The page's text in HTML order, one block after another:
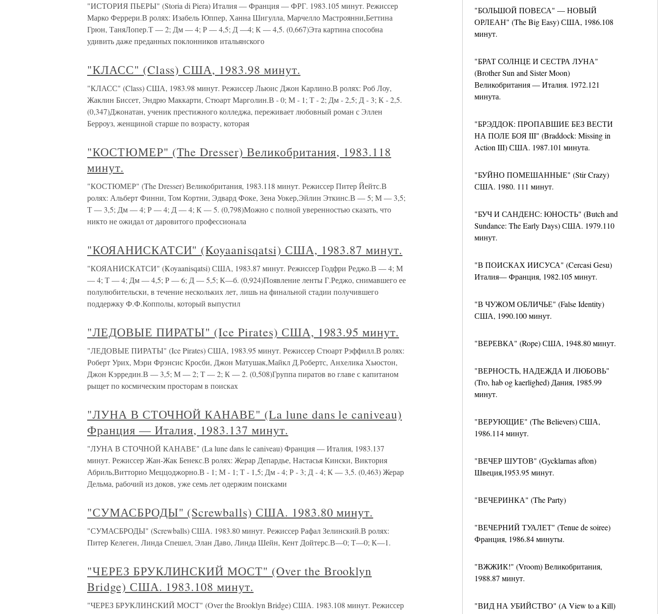
"БОЛЬШОЙ ПОВЕСА" — НОВЫЙ
ОРЛЕАН" (The Big Easy) США, 1986.108
минут.
"БРАТ СОЛНЦЕ И СЕСТРА ЛУНА"
(Brother Sun and Sister Moon)
Великобритания — Италия. 1972.121
минута.
"БРЭДДОК: ПРОПАВШИЕ БЕЗ ВЕСТИ
НА ПОЛЕ БОЯ III" (Braddock: Missing in
Action III) США. 1987.101 минута.
"БУЙНО ПОМЕШАННЫЕ" (Stir Crazy)
США. 1980. 111 минут.
"БУЧ И САНДЕНС: ЮНОСТЬ" (Butch and
Sundance: The Early Days) США. 1979.110
минут.
"В ПОИСКАХ ИИСУСА" (Cercasi Gesu)
Италия— Франция, 1982.105 минут.
"В ЧУЖОМ ОБЛИЧЬЕ" (False Identity)
США, 1990.100 минут.
"ВЕРЕВКА" (Rope) США, 1948.80 минут.
"ВЕРНОСТЬ, НАДЕЖДА И ЛЮБОВЬ"
(Tro, hab og kaerlighed) Дания, 1985.99
минут.
"ВЕРУЮЩИЕ" (The Believers) США,
1986.114 минут.
"ВЕЧЕР ШУТОВ" (Gycklarnas afton)
Швеция,1953.95 минут.
"ВЕЧЕРИНКА" (The Party)
"ВЕЧЕРНИЙ ТУАЛЕТ" (Tenue de soiree)
Франция, 1986.84 минуты.
"ВЖЖИК!" (Vroom) Великобритания,
1988.87 минут.
"ВИД НА УБИЙСТВО" (A View to a Kill)
"ИСТОРИЯ ПЬЕРЫ" (Storia di Piera) Италия — Франция — ФРГ. 1983.105 минут. Режиссер
Марко Феррери.В ролях: Изабель Юппер, Ханна Шигулла, Марчелло Мастроянни,Беттина
Грюн, ТаняЛопер.Т — 2; Дм — 4; Р — 4,5; Д —4; К — 4,5. (0,667)Эта картина способна
удивить даже преданных поклонников итальянского
"КЛАСС" (Class) США, 1983.98 минут.
"КЛАСС" (Class) США, 1983.98 минут. Режиссер Льюис Джон Карлино.В ролях: Роб Лоу,
Жаклин Биссет, Эндрю Маккарти, Стюарт Марголин.В - 0; М - 1; Т - 2; Дм - 2,5; Д - 3; К - 2,5.
(0,347)Джонатан, ученик престижного колледжа, переживает любовный роман с Эллен
Берроуз, женщиной старше по возрасту, которая
"КОСТЮМЕР" (The Dresser) Великобритания, 1983.118
минут.
"КОСТЮМЕР" (The Dresser) Великобритания, 1983.118 минут. Режиссер Питер Йейтс.В
ролях: Альберт Финни, Том Кортни, Эдвард Фоке, Зена Уокер,Эйлин Эткинс.В — 5; М — 3,5;
Т — 3,5; Дм — 4; Р — 4; Д — 4; К — 5. (0,798)Можно с полной уверенностью сказать, что
никто не ожидал от даровитого профессионала
"КОЯАНИСКАТСИ" (Koyaanisqatsi) США, 1983.87 минут.
"КОЯАНИСКАТСИ" (Koyaanisqatsi) США, 1983.87 минут. Режиссер Годфри Реджо.В — 4; М
— 4; Т — 4; Дм — 4,5; Р — 6; Д — 5,5; К—б. (0,924)Появление ленты Г.Реджо, снимавшего ее
полулюбительски, в течение нескольких лет, лишь на финальной стадии получившего
поддержку Ф.Ф.Копполы, который выпустил
"ЛЕДОВЫЕ ПИРАТЫ" (Ice Pirates) США, 1983.95 минут.
"ЛЕДОВЫЕ ПИРАТЫ" (Ice Pirates) США, 1983.95 минут. Режиссер Стюарт Рэффилл.В ролях:
Роберт Урих, Мэри Фрэнсис Кросби, Джон Матушак,Майкл Д.Робертс, Анхелика Хьюстон,
Джон Кэрредин.В — 3,5; М — 2; Т — 2; К — 2. (0,508)Группа пиратов во главе с капитаном
рыщет по космическим просторам в поисках
"ЛУНА В СТОЧНОЙ КАНАВЕ" (La lune dans le caniveau)
Франция — Италия, 1983.137 минут.
"ЛУНА В СТОЧНОЙ КАНАВЕ" (La lune dans le caniveau) Франция — Италия, 1983.137
минут. Режиссер Жан-Жак Бенекс.В ролях: Жерар Депардье, Настасья Кински, Виктория
Абриль,Витторио Меццоджорно.В - 1; М - 1; Т - 1,5; Дм - 4; Р - 3; Д - 4; К — 3,5. (0,463) Жерар
Дельма, рабочий из доков, уже семь лет одержим поисками
"СУМАСБРОДЫ" (Screwballs) США. 1983.80 минут.
"СУМАСБРОДЫ" (Screwballs) США. 1983.80 минут. Режиссер Рафал Зелинский.В ролях:
Питер Келеген, Линда Спешел, Элан Даво, Линда Шейн, Кент Дойтерс.В—0; Т—0; К—1.
"ЧЕРЕЗ БРУКЛИНСКИЙ МОСТ" (Over the Brooklyn
Bridge) США. 1983.108 минут.
"ЧЕРЕЗ БРУКЛИНСКИЙ МОСТ" (Over the Brooklyn Bridge) США. 1983.108 минут. Режиссер